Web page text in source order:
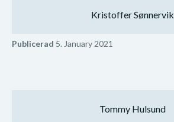
Kristoffer Sønnervik
Publicerad 5. January 2021
Tommy Hulsund